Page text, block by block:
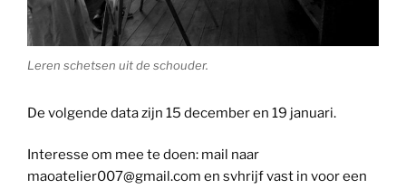
Leren schetsen uit de schouder.
De volgende data zijn 15 december en 19 januari.
Interesse om mee te doen: mail naar
maoatelier007@gmail.com en svhrijf vast in voor een